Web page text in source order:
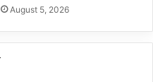
August 5, 2026